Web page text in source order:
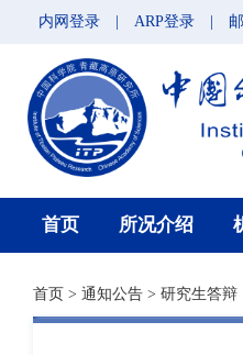
内网登录 ARP登录
首页 所况介绍
首页 > 通知公告 > 研究生答辩